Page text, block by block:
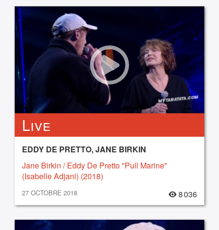
Live
EDDY DE PRETTO, JANE BIRKIN
Jane Birkin / Eddy De Pretto "Pull Marine"
(Isabelle Adjani) (2018)
27 OCTOBRE 2018 8 036